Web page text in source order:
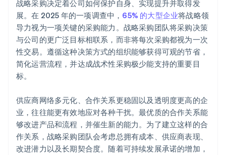
战略采购决定着公司如何保护自身、实现提升并取得发
展。在 2025 年的一项调查中， 65% 的大型企业将战略领
导力视为一项关键的采购能力。战略采购团队将采购决策
与公司的更广泛目标相联系，而非将每次采购都视为一次
性交易。遵循这种决策方式的组织能够获得可观的节省，
简化运营流程，并达成战术性采购极少能支持的重要目
标。
供应商网络多元化、合作关系更稳固以及透明度更高的企
业，往往能更有效地应对各种干扰。最优质的合作关系能
够改进产品和流程，并催生新的能力。为了建立这样的合
作关系，战略采购团队会考虑总拥有成本、供应商表现、
改进潜力以及长期契合度。随着可持续发展承诺的增加，